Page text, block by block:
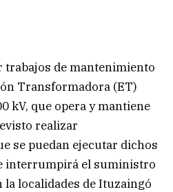
trabajos de mantenimiento
Transformadora (ET)
kV, que opera y mantiene
realizar
se puedan ejecutar dichos
interrumpirá el suministro
la localidades de Ituzaingó